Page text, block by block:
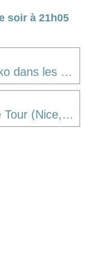
soir à 21h05
Les tribulations de Franck Sharko dans les romans de Franck Thilliez.
Shaka Ponk Live, The Pixel Ape Tour (Nice, 5/12/14)